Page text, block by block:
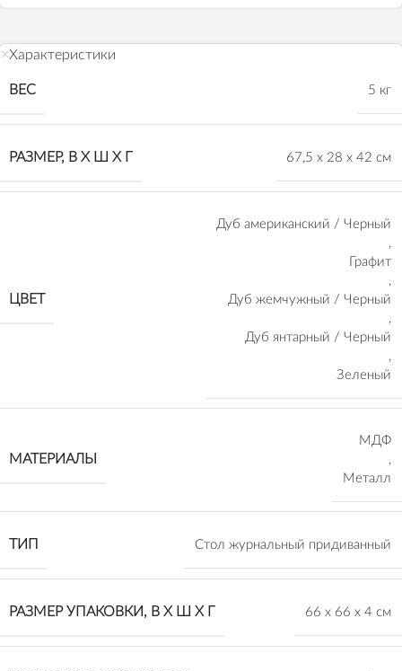
Характеристики
ВЕС 5 кг
РАЗМЕР, В Х Ш Х Г 67,5 х 28 х 42 см
ЦВЕТ
Дуб американский / Черный
,
Графит
,
Дуб жемчужный / Черный
,
Дуб янтарный / Черный
,
Зеленый
МАТЕРИАЛЫ
МДФ
,
Металл
ТИП Стол журнальный придиванный
РАЗМЕР УПАКОВКИ, В Х Ш Х Г 66 х 66 х 4 см